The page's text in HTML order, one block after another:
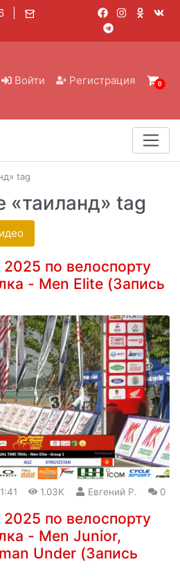
|
Войти Регистрация 0
tag
«таиланд» tag
по велоспорту
- Men Elite (Запись
1.03K Евгений Р. 0
по велоспорту
- Men Junior,
Under (Запись